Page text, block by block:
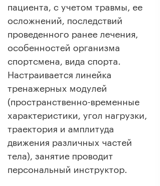
пациента, с учетом травмы, ее
осложнений, последствий
проведенного ранее лечения,
особенностей организма
спортсмена, вида спорта.
Настраивается линейка
тренажерных модулей
(пространственно-временные
характеристики, угол нагрузки,
траектория и амплитуда
движения различных частей
тела), занятие проводит
персональный инструктор.